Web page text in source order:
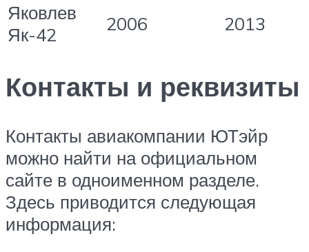
Яковлев
Як-42
2006 2013
Контакты и реквизиты
Контакты авиакомпании ЮТэйр
можно найти на официальном
сайте в одноименном разделе.
Здесь приводится следующая
информация: